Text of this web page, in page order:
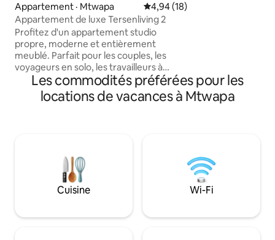
Appartement · Mtwapa Note moyenne de 4,94 sur 5,
4,94 (18)
Appartement de luxe Tersenliving 2
Profitez d'un appartement studio
propre, moderne et entièrement
meublé. Parfait pour les couples, les
voyageurs en solo, les travailleurs à
distance et les longs séjours. Ce que
vous adorerez : - Studio entièrement
meublé et indépendant - Wi-Fi rapide et
sécurisée avec sécurité 24 h/24, 7 j/7 -
Proche des supermarchés et des
restaurants - À courte distance en
voiture ou à pied de la plage - Accès
escapades de fin de semaine et les
l'intérieur grâce
téléviseur
divertissement. Parfait pour les
Les commodités préférées pour les
locations de vacances à Mtwapa
Cuisine Wi-Fi